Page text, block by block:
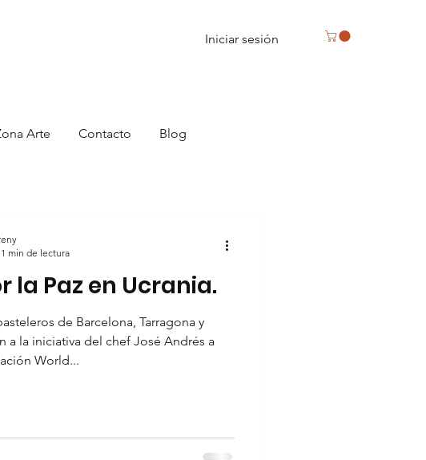
Iniciar sesión
Arte Contacto Blog
la Paz en Ucrania.
de Barcelona, Tarragona y
a la iniciativa del chef José Andrés a
World...
1 min de lectura